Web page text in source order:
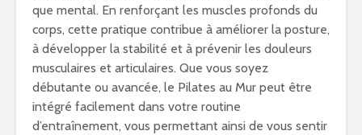
que mental. En renforçant les muscles profonds du
corps, cette pratique contribue à améliorer la posture,
à développer la stabilité et à prévenir les douleurs
musculaires et articulaires. Que vous soyez
débutante ou avancée, le Pilates au Mur peut être
intégré facilement dans votre routine
d’entraînement, vous permettant ainsi de vous sentir